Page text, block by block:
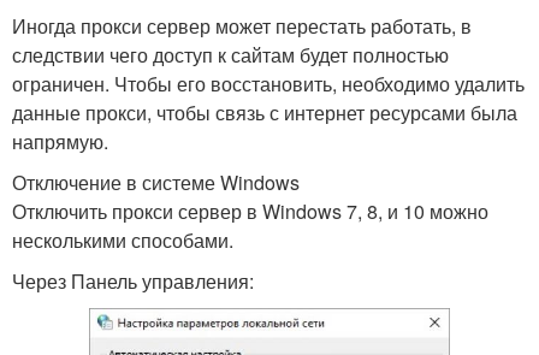
Иногда прокси сервер может перестать работать, в
следствии чего доступ к сайтам будет полностью
ограничен. Чтобы его восстановить, необходимо удалить
данные прокси, чтобы связь с интернет ресурсами была
напрямую.
Отключение в системе Windows
Отключить прокси сервер в Windows 7, 8, и 10 можно
несколькими способами.
Через Панель управления: